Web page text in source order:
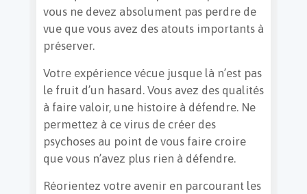
vous ne devez absolument pas perdre de
vue que vous avez des atouts importants à
préserver.
Votre expérience vécue jusque là n’est pas
le fruit d’un hasard. Vous avez des qualités
à faire valoir, une histoire à défendre. Ne
permettez à ce virus de créer des
psychoses au point de vous faire croire
que vous n’avez plus rien à défendre.
Réorientez votre avenir en parcourant les